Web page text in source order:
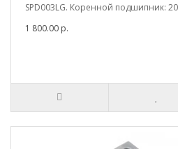
SPD003LG. Коренной подшипник:
1 800.00 р.